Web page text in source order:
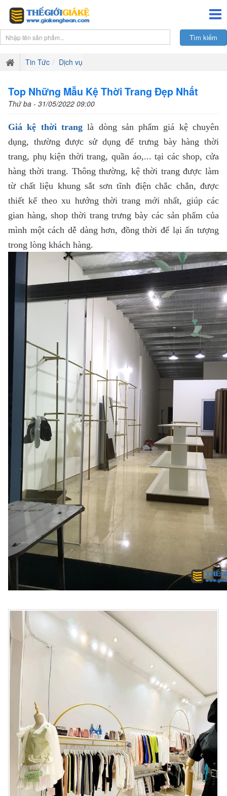
Tin Tức Dịch vụ
Top Những Mẫu Kệ Thời Trang Đẹp Nhất
Thứ ba - 31/05/2022 09:00
Giá kệ thời trang là dòng sản phẩm giá kệ chuyên
dụng, thường được sử dụng để trưng bày hàng thời
trang, phụ kiện thời trang, quần áo,... tại các shop, cửa
hàng thời trang. Thông thường, kệ thời trang được làm
từ chất liệu khung sắt sơn tĩnh điện chắc chắn, được
thiết kế theo xu hướng thời trang mới nhất, giúp các
gian hàng, shop thời trang trưng bày các sản phẩm của
mình một cách dễ dàng hơn, đồng thời để lại ấn tượng
trong lòng khách hàng.